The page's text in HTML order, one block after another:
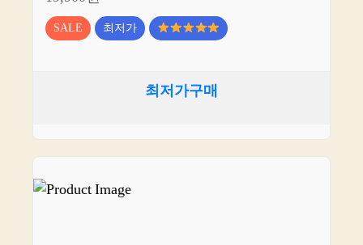
SALE 최저가
최저가구매